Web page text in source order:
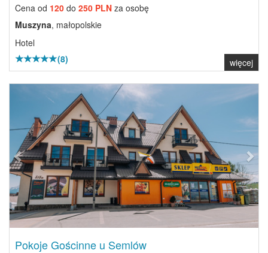
Cena od 120 do 250 PLN za osobę
Muszyna, małopolskie
Hotel
(8)
więcej
Previous Next
Pokoje Gościnne u Semlów